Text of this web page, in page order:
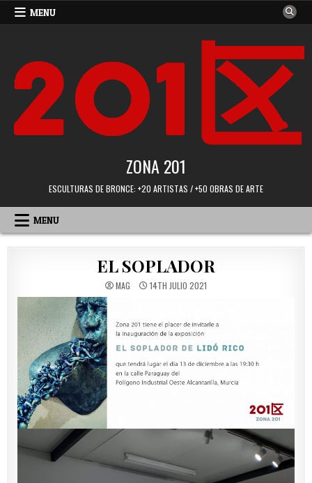
Skip
MENU
ZONA 201
ESCULTURAS DE BRONCE: +20 ARTISTAS / +50 OBRAS DE ARTE
MENU
EL SOPLADOR
MAG 14TH JULIO 2021